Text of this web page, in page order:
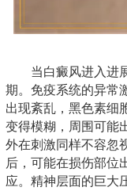
当白癜风进入进
期。免疫系统的异常
出现紊乱，黑色素细
变得模糊，周围可能
外在刺激同样不容忽
后，可能在损伤部位
应。精神层面的巨大